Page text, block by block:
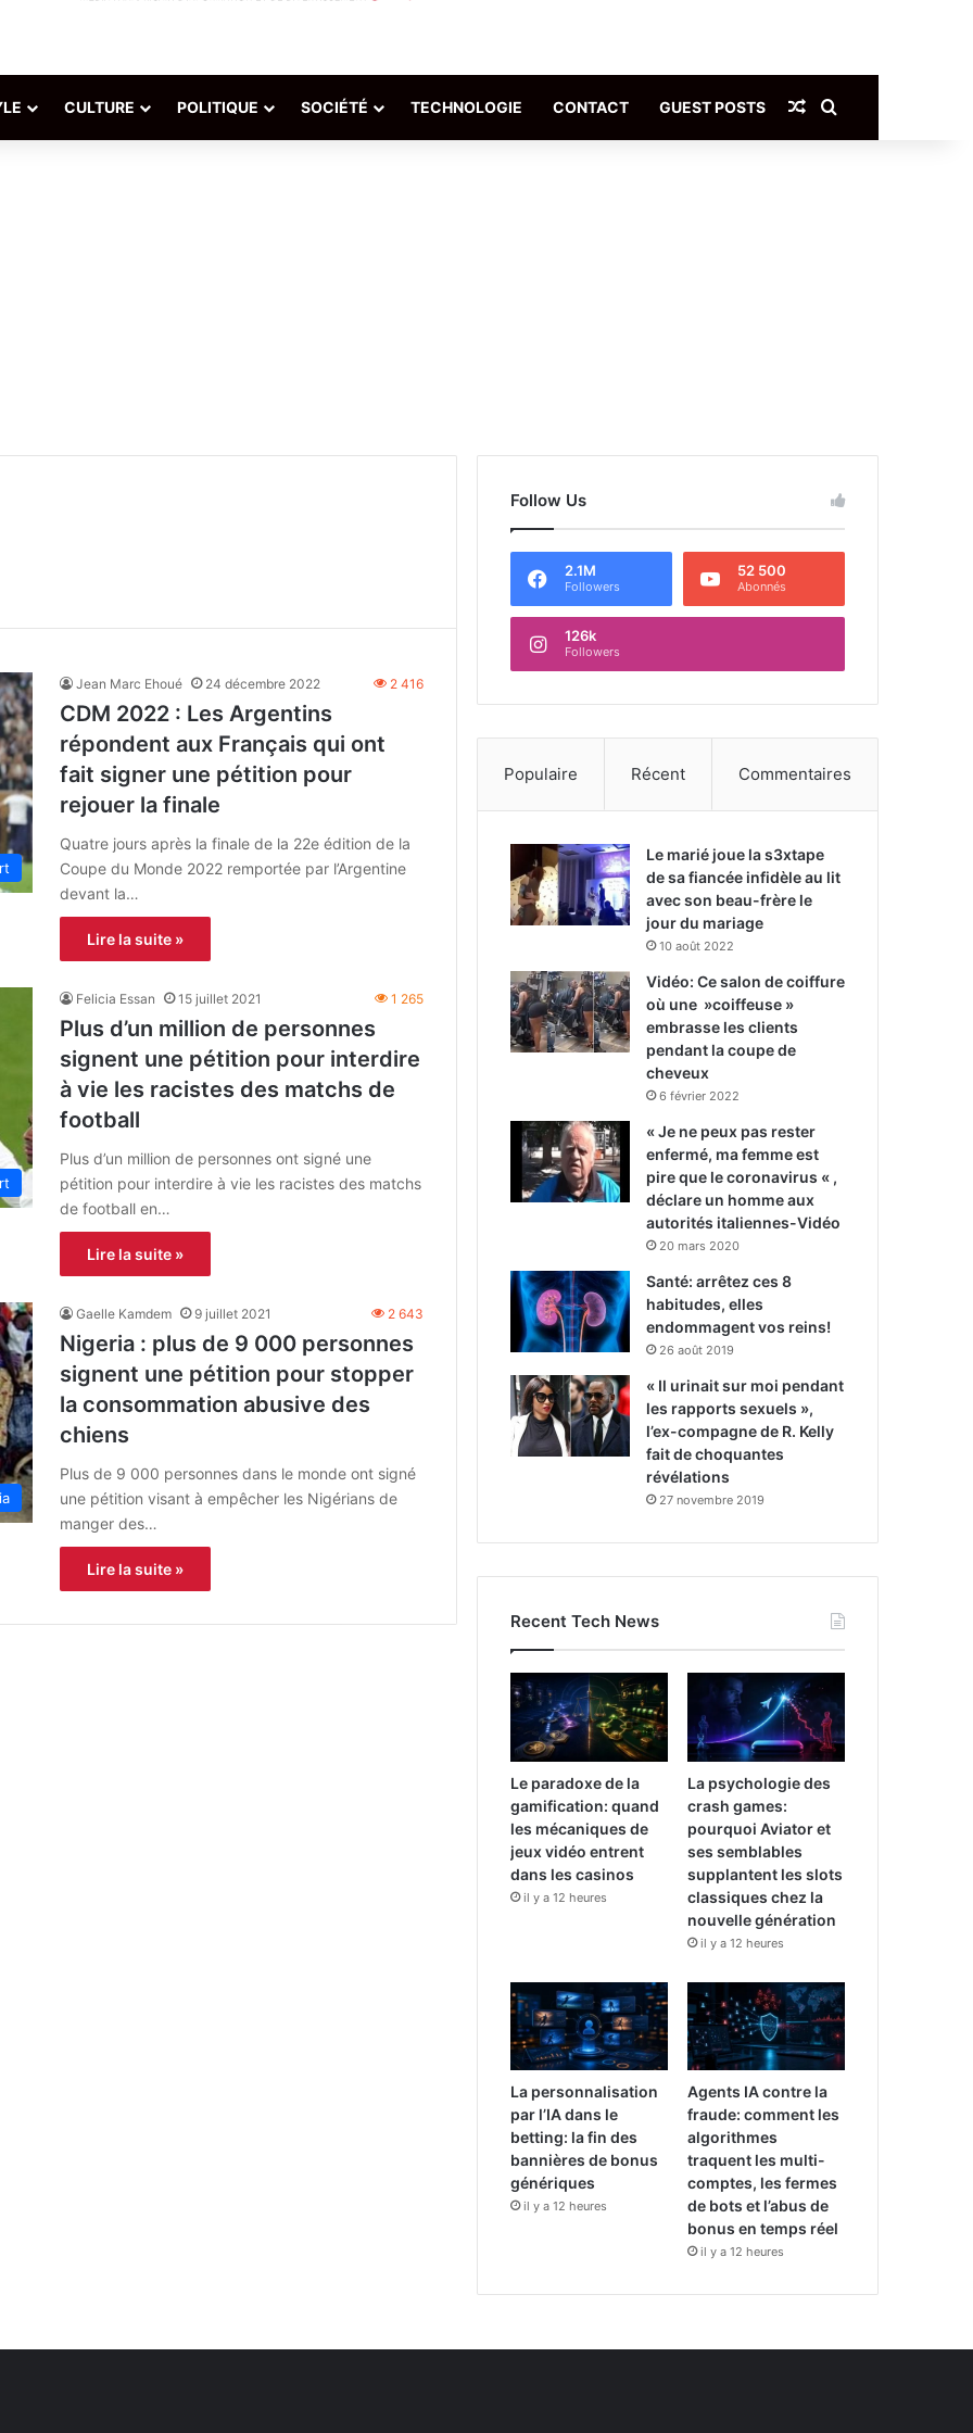
CULTURE POLITIQUE SOCIÉTÉ TECHNOLOGIE CONTACT GUEST POSTS Article Aléatoire
Jean Marc Ehoué 24 décembre 2022 2 416
CDM 2022 : Les Argentins
répondent aux Français qui ont
fait signer une pétition pour
rejouer la finale
Quatre jours après la finale de la 22e édition de la
Coupe du Monde 2022 remportée par l’Argentine
devant la…
Lire la suite »
Felicia Essan 15 juillet 2021 1 265
Plus d’un million de personnes
signent une pétition pour interdire
à vie les racistes des matchs de
football
Plus d’un million de personnes ont signé une
pétition pour interdire à vie les racistes des matchs
de football en…
Lire la suite »
Gaelle Kamdem 9 juillet 2021 2 643
Nigeria : plus de 9 000 personnes
signent une pétition pour stopper
la consommation abusive des
chiens
Plus de 9 000 personnes dans le monde ont signé
une pétition visant à empêcher les Nigérians de
manger des…
Lire la suite »
Follow Us
2.1M
Followers
52 500
Abonnés
126k
Followers
Populaire Récent Commentaires
Le marié joue la s3xtape
de sa fiancée infidèle au lit
avec son beau-frère le
jour du mariage
10 août 2022
Vidéo: Ce salon de coiffure
où une »coiffeuse »
embrasse les clients
pendant la coupe de
cheveux
6 février 2022
« Je ne peux pas rester
enfermé, ma femme est
pire que le coronavirus « ,
déclare un homme aux
autorités italiennes-Vidéo
20 mars 2020
Santé: arrêtez ces 8
habitudes, elles
endommagent vos reins!
26 août 2019
« Il urinait sur moi pendant
les rapports sexuels »,
l’ex-compagne de R. Kelly
fait de choquantes
révélations
27 novembre 2019
Recent Tech News
Le paradoxe de la
gamification: quand
les mécaniques de
jeux vidéo entrent
dans les casinos
il y a 12 heures
La psychologie des
crash games:
pourquoi Aviator et
ses semblables
supplantent les slots
classiques chez la
nouvelle génération
il y a 12 heures
La personnalisation
par l’IA dans le
betting: la fin des
bannières de bonus
génériques
il y a 12 heures
Agents IA contre la
fraude: comment les
algorithmes
traquent les multi-
comptes, les fermes
de bots et l’abus de
bonus en temps réel
il y a 12 heures